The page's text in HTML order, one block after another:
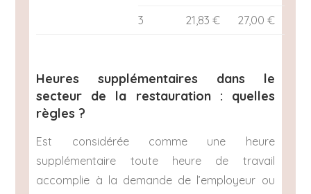
3 21,83 € 27,00 €
Heures supplémentaires dans le
secteur de la restauration : quelles
règles ?
Est considérée comme une heure
supplémentaire toute heure de travail
accomplie à la demande de l’employeur ou